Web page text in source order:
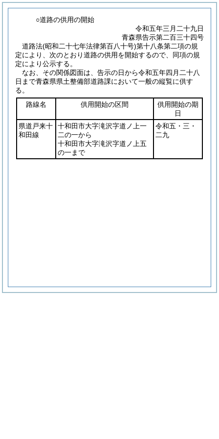
○道路の供用の開始
令和五年三月二十九日
青森県告示第二百三十四号
道路法(昭和二十七年法律第百八十号)第十八条第二項の規
定により、次のとおり道路の供用を開始するので、同項の規
定により公示する。
なお、その関係図面は、告示の日から令和五年四月二十八
日まで青森県県土整備部道路課において一般の縦覧に供す
る。
路線名
供用開始の区間
供用開始の期
日
県道戸来十
和田線
十和田市大字滝沢字道ノ上一
二の一から
十和田市大字滝沢字道ノ上五
の一まで
令和五・三・
二九